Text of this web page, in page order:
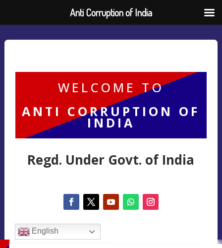
WELCOME TO
ANTI CORRUPTION OF
INDIA
Regd. Under Govt. of India
English
Anti Corruption of India